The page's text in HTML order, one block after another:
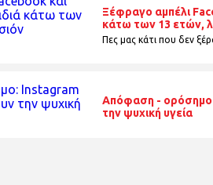
Ξέφραγο αμπέλι
κάτω των 13 ετών,
Πες μας κάτι που δεν
Απόφαση - ορόσημο:
την ψυχική υγεία